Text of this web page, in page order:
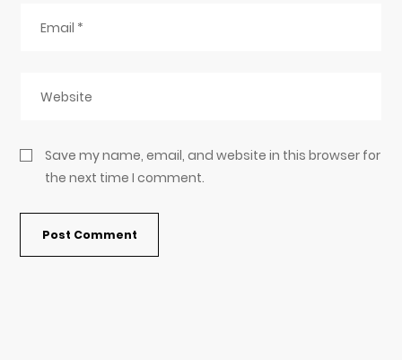
Save my name, email, and website in this browser for
the next time I comment.